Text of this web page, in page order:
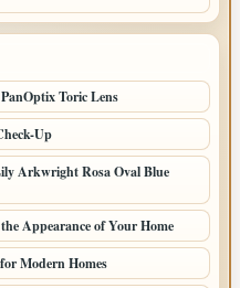
Toric Lens
Up
Arkwright Rosa Oval Blue
Appearance of Your Home
Modern Homes